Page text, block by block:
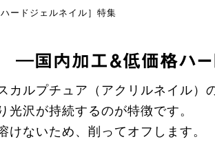
ードジェルネイル］特集
―国内加工＆低価格ハー
カルプチュア（アクリルネイル）
光沢が持続するのが特徴です。
けないため、削ってオフします。